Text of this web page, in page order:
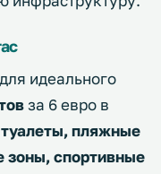
идеального
за 6 евро в
пляжные
зоны, спортивные